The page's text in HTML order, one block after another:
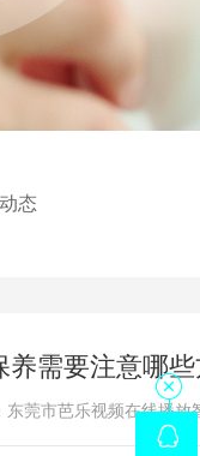
态
需要注意哪些方
：东莞市芭乐视频在线播

